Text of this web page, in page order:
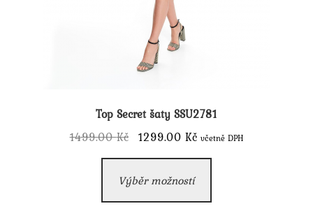
Top Secret šaty SSU2781
1499.00Kč
Původní
cena
byla:
1299.00KčAktuální
cena
včetně DPH
Výběr možností
má